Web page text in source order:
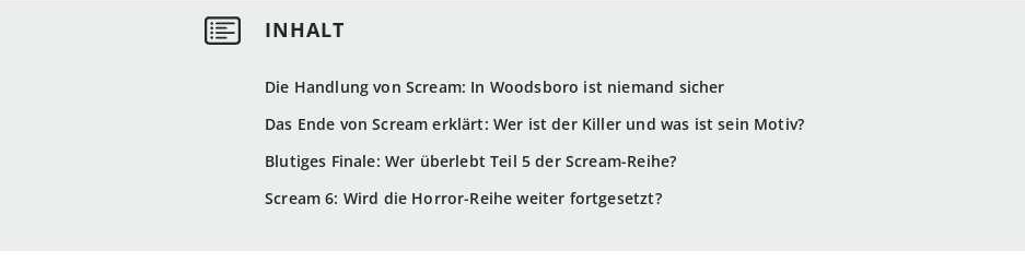
Die Handlung von Scream: In Woodsboro ist niemand sicher
Das Ende von Scream erklärt: Wer ist der Killer und was ist sein Motiv?
Blutiges Finale: Wer überlebt Teil 5 der Scream-Reihe?
Scream 6: Wird die Horror-Reihe weiter fortgesetzt?